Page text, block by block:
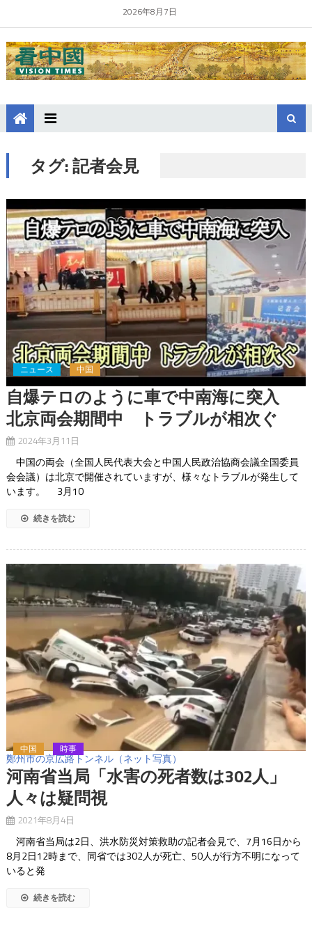
2026年8月7日
タグ:記者会見
ニュース 中国
自爆テロのように車で中南海に突入
北京両会期間中 トラブルが相次ぐ
2024年3月11日
中国の両会（全国人民代表大会と中国人民政治協商会議全国委員
会会議）は北京で開催されていますが、様々なトラブルが発生して
います。 3月10
続きを読む
鄭州市の京広路トンネル（ネット写真）
中国 時事
河南省当局「水害の死者数は302人」
人々は疑問視
2021年8月4日
河南省当局は2日、洪水防災対策救助の記者会見で、7月16日から
8月2日12時まで、同省では302人が死亡、50人が行方不明になって
いると発
続きを読む